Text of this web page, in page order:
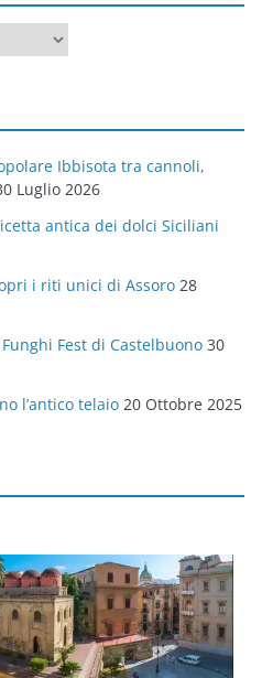
Ibbisota tra cannoli,
Luglio 2026
antica dei dolci Siciliani
i riti unici di Assoro 28
Fest di Castelbuono 30
l’antico telaio 20 Ottobre 2025